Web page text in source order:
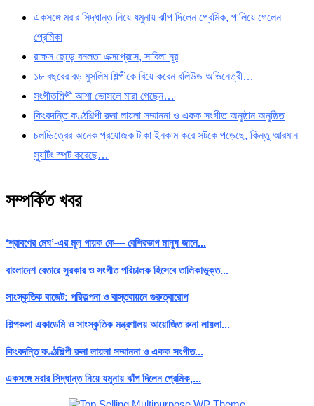
একসঙ্গে মরার সিদ্ধান্ত নিয়ে যমুনায় ঝাঁপ দিলেন প্রেমিক, পালিয়ে গেলেন
প্রেমিকা
রাক্ষস ছেড়ে বনলতা এক্সপ্রেসে, সাবিলা নূর
১৮ বছরের বড় মুসলিম শিল্পীকে বিয়ে করেন বলিউড অভিনেত্রী…
সংগীতশিল্পী আশা ভোসলে মারা গেছেন…
কিংবদন্তি কণ্ঠশিল্পী রুনা লায়লা সম্মাননা ও একক সংগীত অনুষ্ঠান অনুষ্ঠিত
চলচ্চিত্রের অনেক প্রযোজক টাকা ইনকাম করে সটকে পড়েছে, কিন্তু আরমান
স্যুটিং স্পট করেছে…
সম্পর্কিত খবর
‘শ্রাবণের মেঘ’-এর মূল গায়ক কে— বেশিরভাগ মানুষ জানে...
বাংলাদেশ বেতারে সুরকার ও সংগীত পরিচালক হিসেবে তালিকাভুক্ত...
সাংস্কৃতিক বাজেট: পরিকল্পনা ও বাস্তবায়নে গুরুত্বারোপ
শিল্পকলা একাডেমি ও সাংস্কৃতিক মন্ত্রণালয় আয়োজিত রুনা লায়লা...
কিংবদন্তি কণ্ঠশিল্পী রুনা লায়লা সম্মাননা ও একক সংগীত...
একসঙ্গে মরার সিদ্ধান্ত নিয়ে যমুনায় ঝাঁপ দিলেন প্রেমিক,...